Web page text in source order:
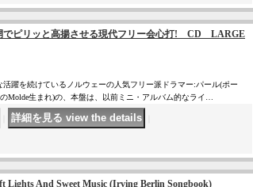
でピリッと高揚させる現代フリー会心打! CD LARGE
躍を続けているノルウェーの人気フリー派ドラマー:パール(ポー
Molde生まれ)の、本盤は、以前ミニ・アルバム的なライ…
Lights And Sweet Music (Irving Berlin Songbook)